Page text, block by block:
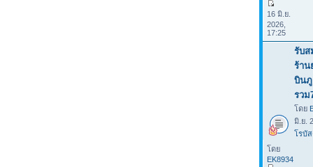
16 มิ.ย.
2026,
17:25
รับส
ร้าน
บินภู
รวม
โดย
มิ.ย.
โรบั
โดย
EK8934